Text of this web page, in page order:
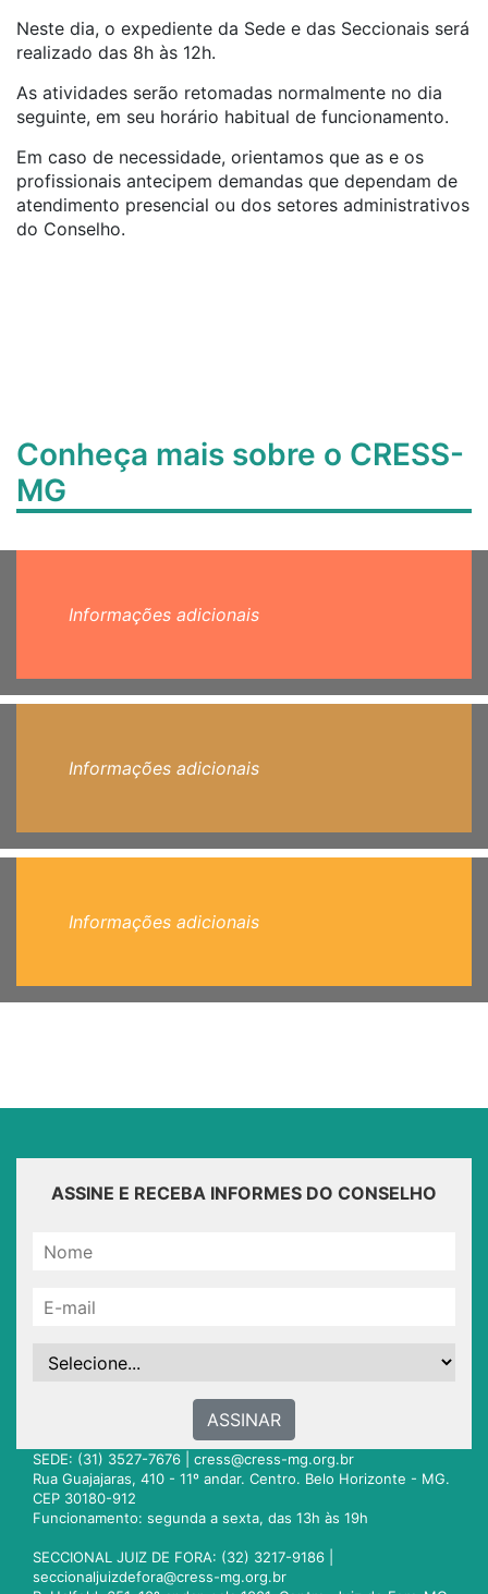
Neste dia, o expediente da Sede e das Seccionais será
realizado das 8h às 12h.
As atividades serão retomadas normalmente no dia
seguinte, em seu horário habitual de funcionamento.
Em caso de necessidade, orientamos que as e os
profissionais antecipem demandas que dependam de
atendimento presencial ou dos setores administrativos
do Conselho.
Conheça mais sobre o CRESS-
MG
Informações adicionais
Informações adicionais
Informações adicionais
ASSINE E RECEBA INFORMES DO CONSELHO
ASSINAR
SEDE: (31) 3527-7676 | cress@cress-mg.org.br
Rua Guajajaras, 410 - 11º andar. Centro. Belo Horizonte - MG.
CEP 30180-912
Funcionamento: segunda a sexta, das 13h às 19h
SECCIONAL JUIZ DE FORA: (32) 3217-9186 |
seccionaljuizdefora@cress-mg.org.br